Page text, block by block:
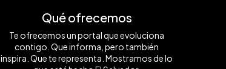
Qué ofrecemos
Te ofrecemos un portal que evoluciona
contigo. Que informa, pero también
inspira. Que te representa. Mostramos de lo